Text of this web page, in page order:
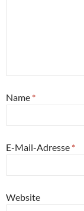
Name *
E-Mail-Adresse *
Website